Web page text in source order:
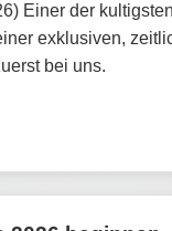
Einer der
exklusiven,
bei uns.